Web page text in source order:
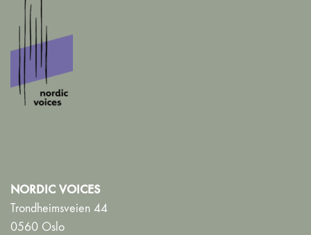
NORDIC VOICES
Trondheimsveien 44
0560 Oslo